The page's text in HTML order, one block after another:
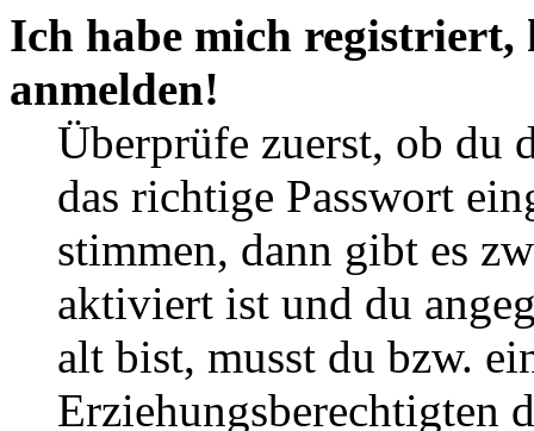
Ich habe mich
anmelden!
Überprüfe zuerst, ob du
das richtige Passwort
stimmen, dann gibt es
aktiviert ist und du
alt bist, musst du bzw.
Erziehungsberechtigten